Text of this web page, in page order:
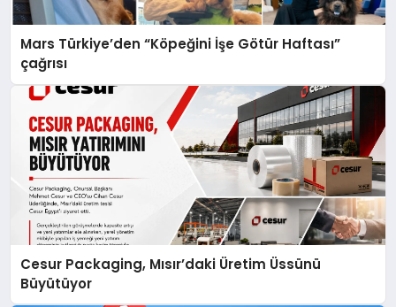
Mars Türkiye’den “Köpeğini İşe Götür Haftası”
çağrısı
Cesur Packaging, Mısır’daki Üretim Üssünü
Büyütüyor